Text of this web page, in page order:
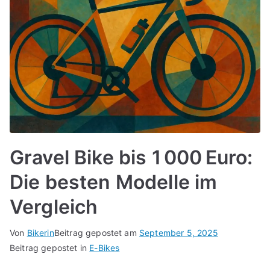
Gravel Bike bis 1 000 Euro:
Die besten Modelle im
Vergleich
Von BikerinBeitrag gepostet am September 5, 2025
Beitrag gepostet in E-Bikes